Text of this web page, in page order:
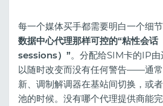
每一个媒体买手都需要明白一个细节
数据中心代理那样可控的“粘性会
sessions）”。分配给SIM卡的IP
以随时改变而没有任何警告——通
新、调制解调器在基站间切换，或
池的时候。没有哪个代理提供商能